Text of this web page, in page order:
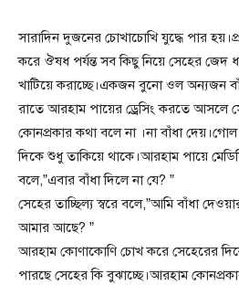
সারাদিন দুজনের চোখাচোখি যুদ্ধে পার
করে ঔষধ পর্যন্ত সব কিছু নিয়ে সেহের
খাটিয়ে করাচ্ছে।একজন বুনো ওল অন্যজন
রাতে আরহাম পায়ের ড্রেসিং করতে আসলে
কোনপ্রকার কথা বলে না ।না বাঁধা
দিকে শুধু তাকিয়ে থাকে।আরহাম পায়ে
বলে,”এবার বাঁধা দিলে না যে? ”
সেহের তাচ্ছিল্য স্বরে বলে,”আমি বাঁধা
আমার আছে? ”
আরহাম কোণাকোণি চোখ করে সেহেরের
পারছে সেহের কি বুঝাচ্ছে।আরহাম